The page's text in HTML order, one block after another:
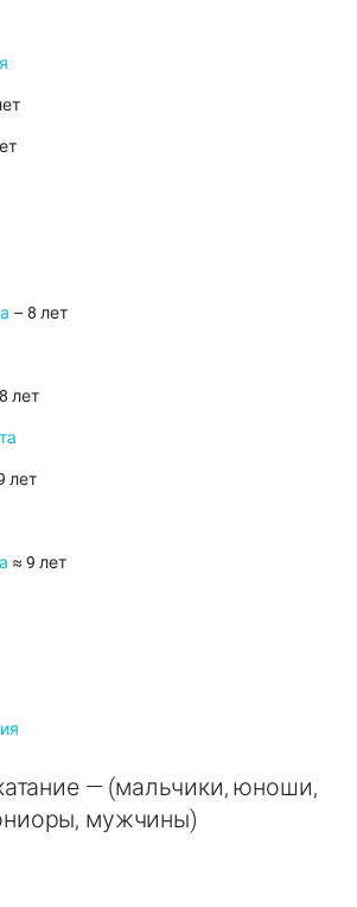
– 8 лет
лет
лет
≈ 9 лет
— (мальчики, юноши,
мужчины)